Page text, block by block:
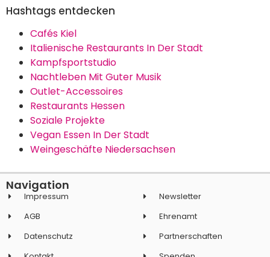
Hashtags entdecken
Cafés Kiel
Italienische Restaurants In Der Stadt
Kampfsportstudio
Nachtleben Mit Guter Musik
Outlet-Accessoires
Restaurants Hessen
Soziale Projekte
Vegan Essen In Der Stadt
Weingeschäfte Niedersachsen
Navigation
Impressum
AGB
Datenschutz
Newsletter
Ehrenamt
Partnerschaften